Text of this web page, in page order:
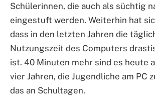
Schülerinnen, die auch als süchtig
eingestuft werden. Weiterhin hat
dass in den letzten Jahren die
Nutzungszeit des Computers
ist. 40 Minuten mehr sind es heute
vier Jahren, die Jugendliche am PC
das an Schultagen.